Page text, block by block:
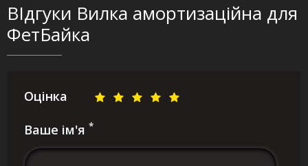
ВІдгуки Вилка амортизаційна для
ФетБайка
Оцінка
Ваше ім'я *